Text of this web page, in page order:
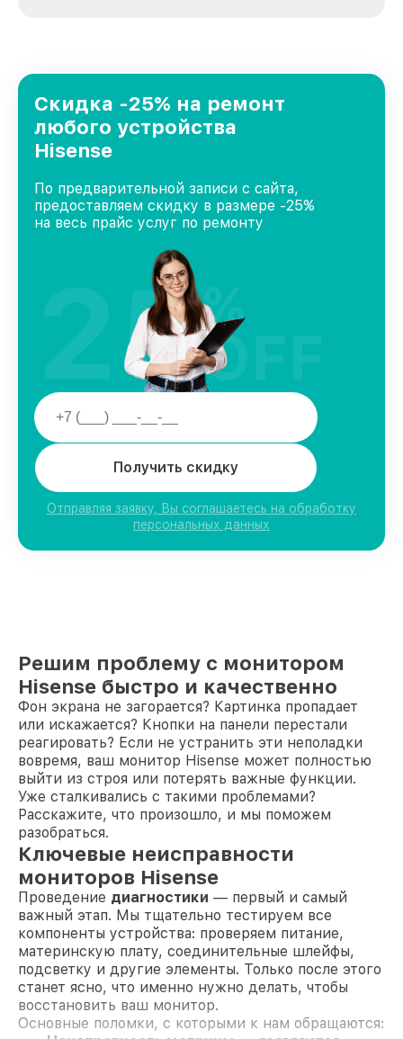
Нижнем Новгороде, постоянно повышая
уровень доверия и лояльности наших
клиентов.
Скидка -25% на ремонт
любого устройства
Hisense
По предварительной записи с сайта,
предоставляем скидку в размере -25%
на весь прайс услуг по ремонту
Получить скидку
Отправляя заявку, Вы соглашаетесь на обработку
персональных данных
25%
OFF
Решим проблему с монитором
Hisense быстро и качественно
Фон экрана не загорается? Картинка пропадает
или искажается? Кнопки на панели перестали
реагировать? Если не устранить эти неполадки
вовремя, ваш монитор Hisense может полностью
выйти из строя или потерять важные функции.
Уже сталкивались с такими проблемами?
Расскажите, что произошло, и мы поможем
разобраться.
Ключевые неисправности
мониторов Hisense
Проведение диагностики — первый и самый
важный этап. Мы тщательно тестируем все
компоненты устройства: проверяем питание,
материнскую плату, соединительные шлейфы,
подсветку и другие элементы. Только после этого
станет ясно, что именно нужно делать, чтобы
восстановить ваш монитор.
Основные поломки, с которыми к нам обращаются: